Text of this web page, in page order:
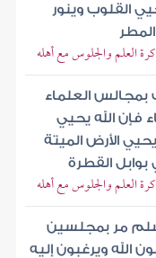
القلوب وينور
العلم والجلوس مع أهله
بمجالس العلماء
فإن الله يحيي
الأرض الميتة
بوابل القطرة
العلم والجلوس مع أهله
مر بمجلسين
ويرغبون إليه